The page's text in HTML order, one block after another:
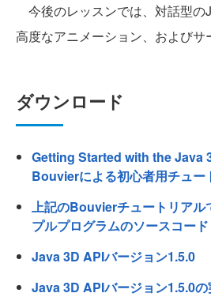
今後のレッスンでは、対話型の
高度なアニメーション、およびサ
ダウンロード
Getting Started with the Java
Bouvierによる初心者用チュー
上記のBouvierチュートリアル
プルプログラムのソースコード
Java 3D APIバージョン1.5.0
Java 3D APIバージョン1.5.0の